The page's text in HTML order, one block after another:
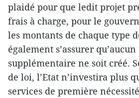
plaidé pour que ledit projet
frais à charge, pour le
les montants de chaque type
également s’assurer
supplémentaire ne soit créé.
de loi, l’Etat n’investira plus
services de première